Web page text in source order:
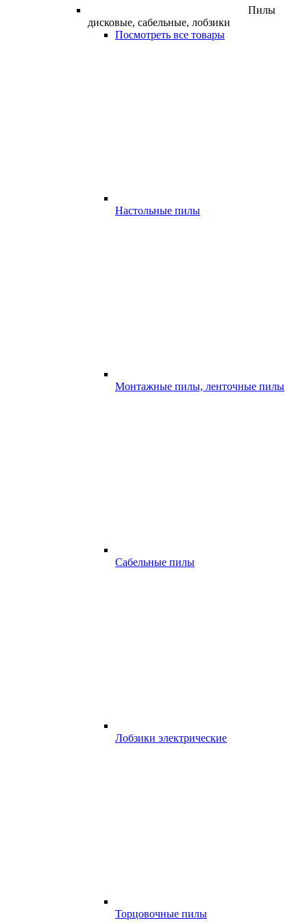
Пилы
дисковые, сабельные, лобзики
Посмотреть все товары
Настольные пилы
Монтажные пилы, ленточные пилы
Сабельные пилы
Лобзики электрические
Торцовочные пилы